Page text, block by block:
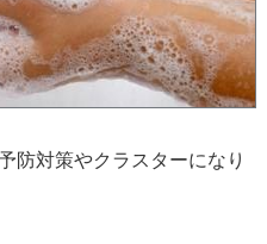
防対策やクラスターになり